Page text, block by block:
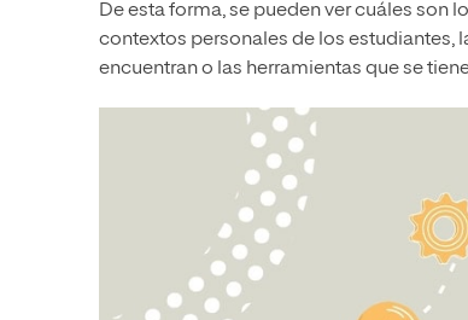
De esta forma, se pueden ver cuáles
contextos personales de los estudiantes,
encuentran o las herramientas que se